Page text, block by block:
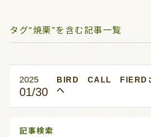
タグ“焼栗”を含む記事一覧
2025
01/30
BIRD CALL FIERD
へ
サ
記事検索